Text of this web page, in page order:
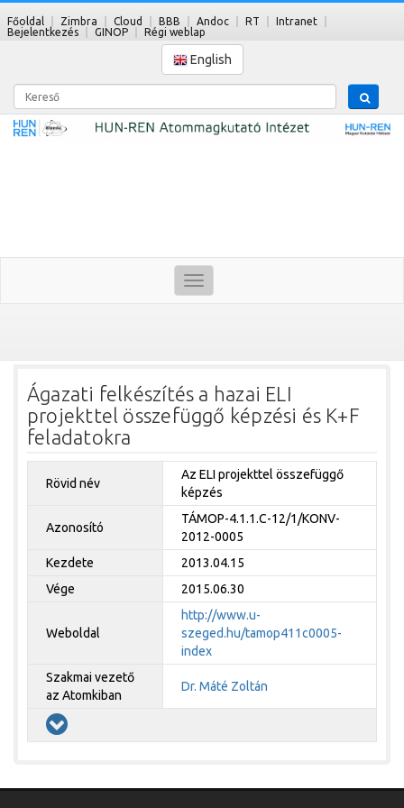
Főoldal Zimbra Cloud BBB Andoc RT
Intranet
Bejelentkezés
GINOP Régi weblap
English
Kereső
Toggle
navigation
Ágazati felkészítés a hazai ELI
projekttel összefüggő képzési és K+F
feladatokra
Rövid név
Az ELI projekttel összefüggő
képzés
Azonosító
TÁMOP-4.1.1.C-12/1/KONV-
2012-0005
Kezdete
2013.04.15
Vége
2015.06.30
Weboldal
http://www.u-
szeged.hu/tamop411c0005-
index
Szakmai vezető
az Atomkiban
Dr. Máté Zoltán